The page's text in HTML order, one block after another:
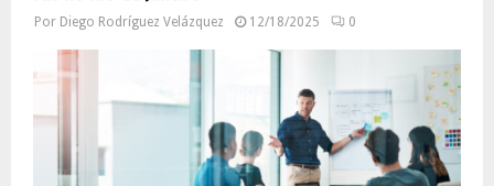
Por Diego Rodríguez Velázquez 12/18/2025 0